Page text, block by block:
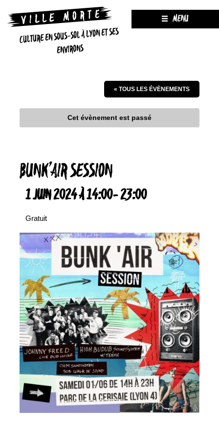
CULTURE EN SOUS-SOL À LYON ET SES
ENVIRONS
MENU
« TOUS LES ÉVÈNEMENTS
Cet évènement est passé
BUNK’AIR SESSION
1 JUIN 2024 À 14:00-23:00
Gratuit